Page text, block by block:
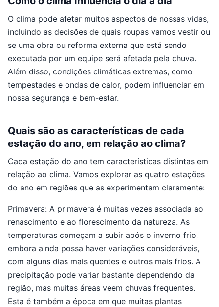
O clima pode afetar muitos aspectos de nossas vidas,
incluindo as decisões de quais roupas vamos vestir ou
se uma obra ou reforma externa que está sendo
executada por um equipe será afetada pela chuva.
Além disso, condições climáticas extremas, como
tempestades e ondas de calor, podem influenciar em
nossa segurança e bem-estar.
Quais são as características de cada
estação do ano, em relação ao clima?
Cada estação do ano tem características distintas em
relação ao clima. Vamos explorar as quatro estações
do ano em regiões que as experimentam claramente:
Primavera: A primavera é muitas vezes associada ao
renascimento e ao florescimento da natureza. As
temperaturas começam a subir após o inverno frio,
embora ainda possa haver variações consideráveis,
com alguns dias mais quentes e outros mais frios. A
precipitação pode variar bastante dependendo da
região, mas muitas áreas veem chuvas frequentes.
Esta é também a época em que muitas plantas